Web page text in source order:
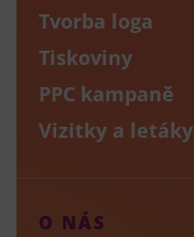
Tvorba loga
Tiskoviny
PPC kampaně
Vizitky a letáky
O NÁS